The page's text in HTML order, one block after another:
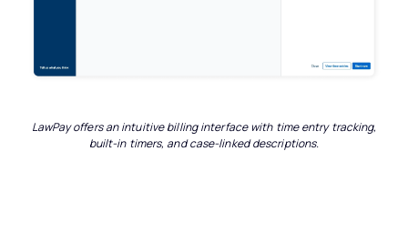
LawPay offers an intuitive billing interface with time entry tracking,
built-in timers, and case-linked descriptions.